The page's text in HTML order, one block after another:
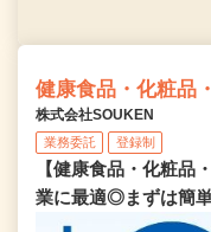
健康食品・化粧品
株式会社SOUKEN
業務委託 登録制
【健康食品・化粧品
業に最適◎まずは簡